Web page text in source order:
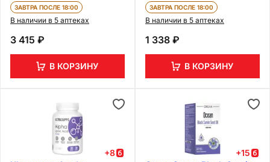
ЗАВТРА ПОСЛЕ 18:00
В наличии в 5 аптеках
3 415 ₽
В КОРЗИНУ
ЗАВТРА ПОСЛЕ 18:00
В наличии в 5 аптеках
1 338 ₽
В КОРЗИНУ
+8
+15